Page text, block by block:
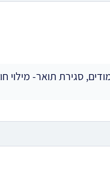
סגירת תואר- מילוי